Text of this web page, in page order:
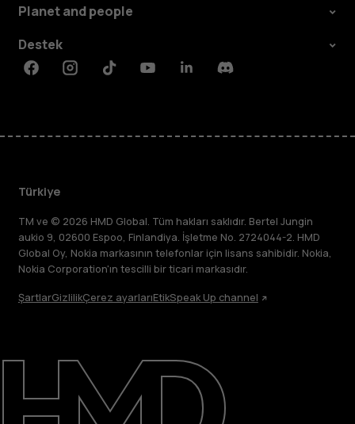
Destek
Planet and people
Destek
FacebookInstagramTiktokYoutubeLinkedinDiscord
Türkiye
TM ve © 2026 HMD Global. Tüm hakları saklıdır. Bertel Jungin
aukio 9, 02600 Espoo, Finlandiya. İşletme No. 2724044-2. HMD
Global Oy, Nokia markasının telefonlar için lisans sahibidir. Nokia,
Nokia Corporation'ın tescilli bir ticari markasıdır.
ŞartlarGizlilikÇerez ayarlarıEtikSpeak Up channel